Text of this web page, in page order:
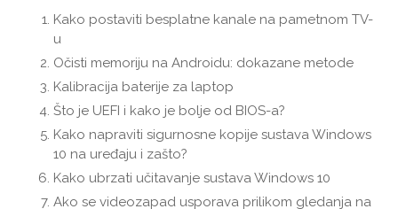
Kako postaviti besplatne kanale na pametnom TV-
u
Očisti memoriju na Androidu: dokazane metode
Kalibracija baterije za laptop
Što je UEFI i kako je bolje od BIOS-a?
Kako napraviti sigurnosne kopije sustava Windows
10 na uređaju i zašto?
Kako ubrzati učitavanje sustava Windows 10
Ako se videozapad usporava prilikom gledanja na